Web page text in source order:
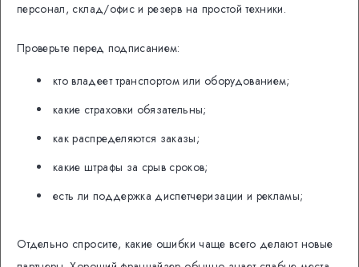
персонал, склад/офис и резерв на простой техники.
Проверьте перед подписанием:
кто владеет транспортом или оборудованием;
какие страховки обязательны;
как распределяются заказы;
какие штрафы за срыв сроков;
есть ли поддержка диспетчеризации и рекламы;
Отдельно спросите, какие ошибки чаще всего делают новые